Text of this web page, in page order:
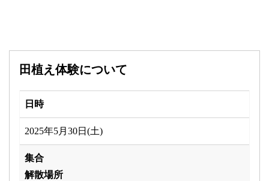
田植え体験について
日時
2025年5月30日(土)
集合
解散場所